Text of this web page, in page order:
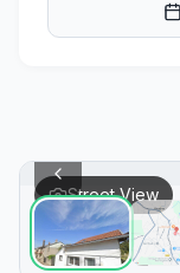
Street View